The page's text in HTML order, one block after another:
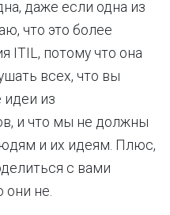
даже если одна из
что это более
ITIL, потому что она
всех, что вы
идеи из
и что мы не должны
и их идеям. Плюс,
с вами
они не.